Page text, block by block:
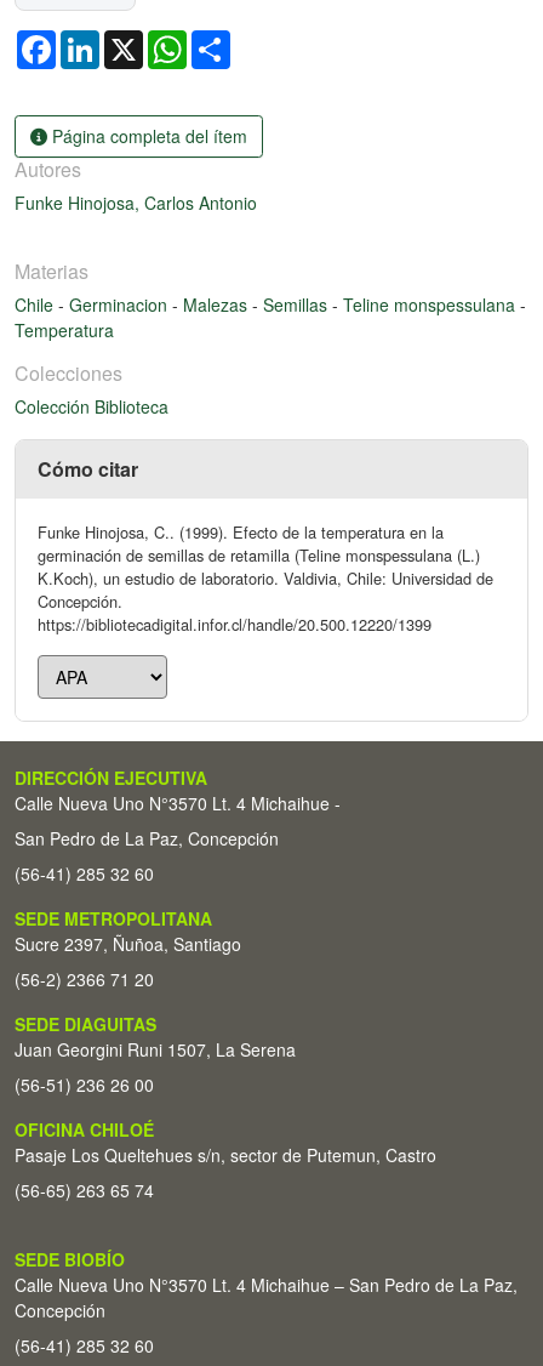
FacebookLinkedIn
X WhatsApp
Página completa del ítem
Autores
Funke Hinojosa, Carlos Antonio
Materias
Chile - Germinacion - Malezas - Semillas - Teline monspessulana -
Temperatura
Colecciones
Colección Biblioteca
Cómo citar
Funke Hinojosa, C.. (1999). Efecto de la temperatura en la
germinación de semillas de retamilla (Teline monspessulana (L.)
K.Koch), un estudio de laboratorio. Valdivia, Chile: Universidad de
Concepción.
https://bibliotecadigital.infor.cl/handle/20.500.12220/1399
DIRECCIÓN EJECUTIVA
Calle Nueva Uno N°3570 Lt. 4 Michaihue -
San Pedro de La Paz, Concepción
(56-41) 285 32 60
SEDE METROPOLITANA
Sucre 2397, Ñuñoa, Santiago
(56-2) 2366 71 20
SEDE DIAGUITAS
Juan Georgini Runi 1507, La Serena
(56-51) 236 26 00
OFICINA CHILOÉ
Pasaje Los Queltehues s/n, sector de Putemun, Castro
(56-65) 263 65 74
SEDE BIOBÍO
Calle Nueva Uno N°3570 Lt. 4 Michaihue – San Pedro de La Paz,
Concepción
(56-41) 285 32 60